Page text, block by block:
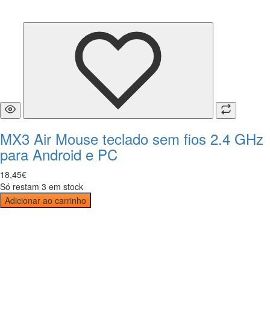
MX3 Air Mouse teclado sem fios 2.4 GHz
para Android e PC
18,45€
Só restam 3 em stock
Adicionar ao carrinho